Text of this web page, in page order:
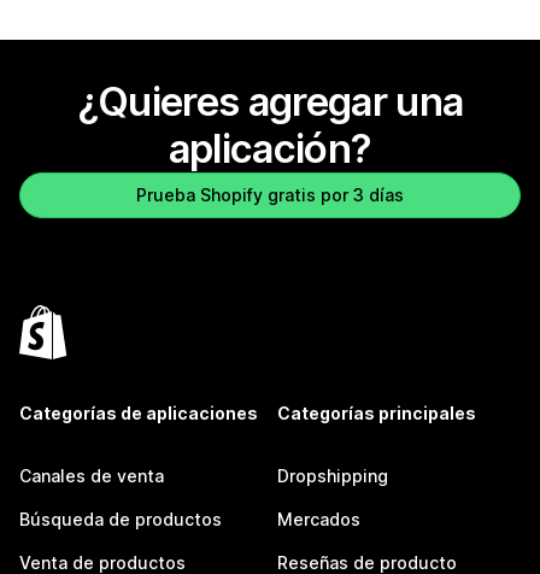
¿Quieres agregar una
aplicación?
Prueba Shopify gratis por 3 días
Categorías de aplicaciones
Canales de venta
Búsqueda de productos
Venta de productos
Categorías principales
Dropshipping
Mercados
Reseñas de producto